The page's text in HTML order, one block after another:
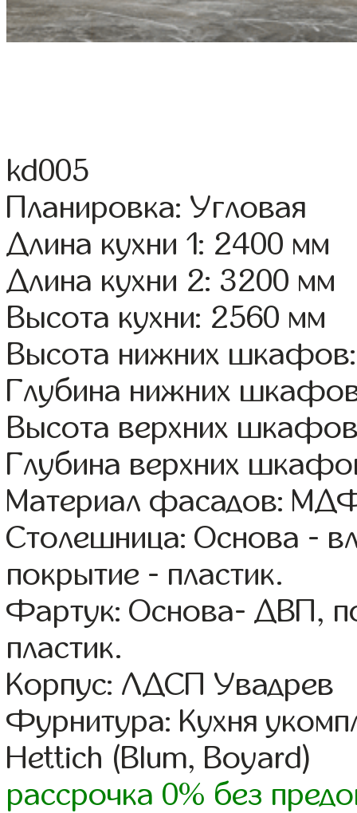
kd005
Планировка: Угловая
Длина кухни 1: 2400 мм
Длина кухни 2: 3200 мм
Высота кухни: 2560 мм
Высота нижних
Глубина нижних
Высота верхних
Глубина верхних
Материал фасадов:
Столешница: Основа -
покрытие - пластик.
Фартук: Основа- ДВП,
пластик.
Корпус: ЛДСП Увадрев
Фурнитура: Кухня
Hettich (Blum, Boyard)
рассрочка 0% без